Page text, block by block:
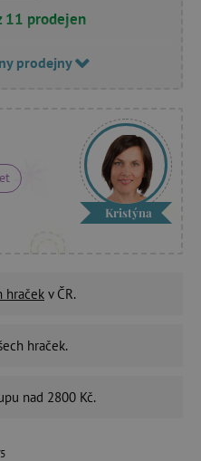
11 prodejen
prodejny
Kristýna
hraček v ČR.
hraček.
nad 2800 Kč.